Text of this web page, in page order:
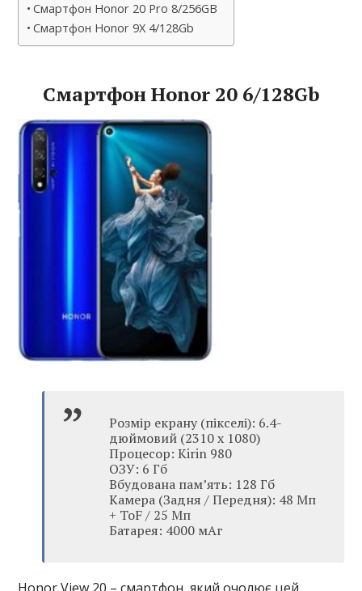
Смартфон Honor 20 Pro 8/256GB
Смартфон Honor 9X 4/128Gb
Смартфон Honor 20 6/128Gb
Розмір екрану (пікселі): 6.4-
дюймовий (2310 x 1080)
Процесор: Kirin 980
ОЗУ: 6 Гб
Вбудована пам’ять: 128 Гб
Камера (Задня / Передня): 48 Мп
+ ToF / 25 Мп
Батарея: 4000 мАг
Honor View 20 – смартфон, який очолює цей